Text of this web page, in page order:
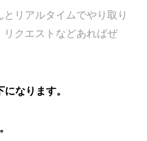
リアルタイムでやり取り
リクエストなどあればぜ
なります。